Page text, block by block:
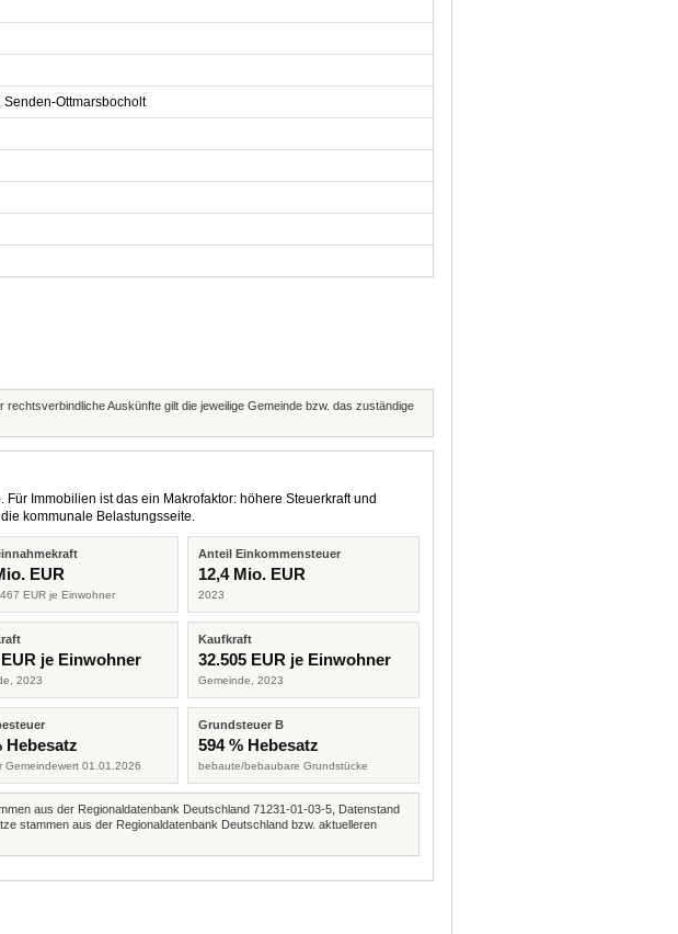
Ottmarsbocholt
rechtsverbindliche Auskünfte gilt die jeweilige Gemeinde bzw. das zuständige
Immobilien ist das ein Makrofaktor: höhere Steuerkraft und
kommunale Belastungsseite.
EUR
EUR je Einwohner
Anteil Einkommensteuer
12,4 Mio. EUR
2023
EUR je Einwohner
2023
Kaufkraft
32.505 EUR je Einwohner
Gemeinde, 2023
Hebesatz
Gemeindewert 01.01.2026
Grundsteuer B
594 % Hebesatz
bebaute/bebaubare Grundstücke
aus der Regionaldatenbank Deutschland 71231-01-03-5, Datenstand
stammen aus der Regionaldatenbank Deutschland bzw. aktuelleren